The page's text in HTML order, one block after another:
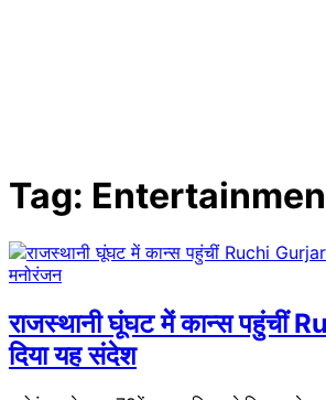
Tag:
मनोरंजन
राजस्थानी घूंघट में कान्स पहुंचीं
दिया यह संदेश